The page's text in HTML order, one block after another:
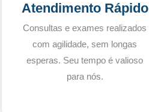
Atendimento Rápido
Consultas e exames realizados
com agilidade, sem longas
esperas. Seu tempo é valioso
para nós.